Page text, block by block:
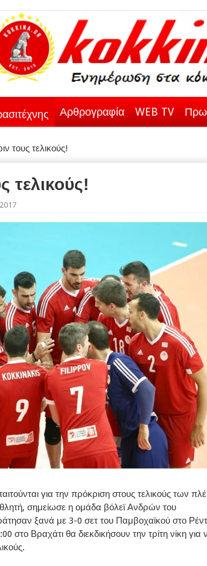
Αρθρογραφία WEB TV
τους τελικούς!
τελικούς!
για την πρόκριση στους τελικούς των
σημείωσε η ομάδα βόλεϊ Ανδρών του
ξανά με 3-0 σετ του Παμβοχαϊκού στο
στο Βραχάτι θα διεκδικήσουν την τρίτη νίκη για